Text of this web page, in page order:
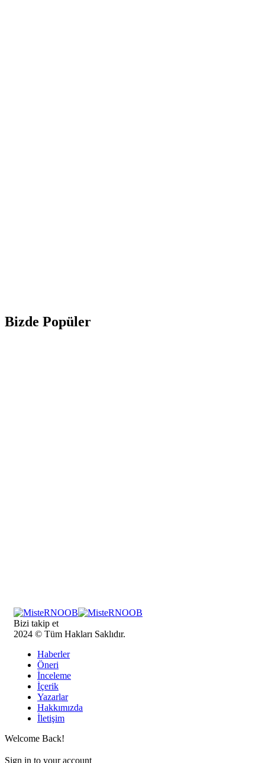
Bizde Popüler
Bizi takip et
2024 © Tüm Hakları Saklıdır.
Haberler
Öneri
İnceleme
İçerik
Yazarlar
Hakkımızda
İletişim
Welcome Back!
Sign in to your account